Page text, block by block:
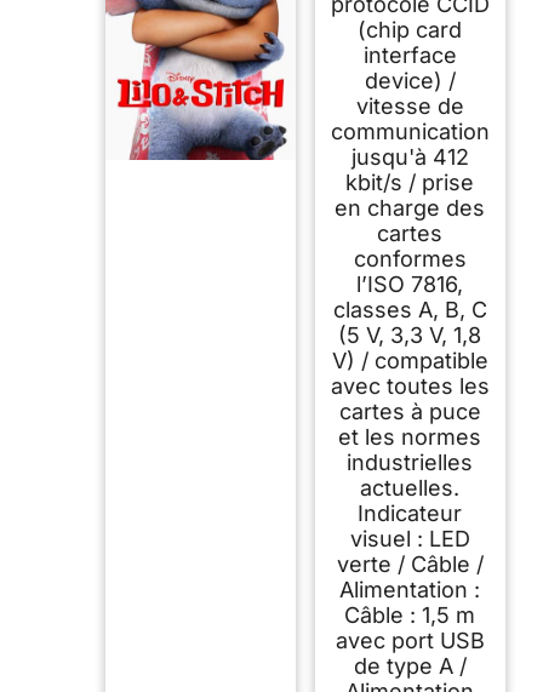
(chip card
interface
device) /
vitesse de
communication
jusqu'à 412
kbit/s / prise
en charge des
cartes
conformes
l’ISO 7816,
classes A, B, C
(5 V, 3,3 V, 1,8
V) / compatible
avec toutes les
cartes à puce
et les normes
industrielles
actuelles.
Indicateur
visuel : LED
verte / Câble /
Alimentation :
Câble : 1,5 m
avec port USB
de type A /